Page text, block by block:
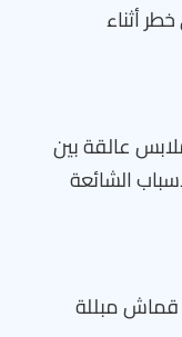
أثناء
عالقة بين
الشائعة
قماش مبللة